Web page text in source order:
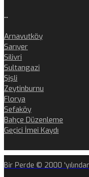
..
Arnavutköy
Sarıyer
Silivri
Sultangazi
Şişli
Zeytinburnu
Florya
Sefaköy
Bahçe Düzenleme
Geçici İmei Kaydı
Bir Perde © 2000